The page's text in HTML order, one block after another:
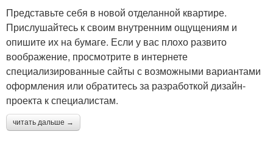
Представьте себя в новой отделанной квартире.
Прислушайтесь к своим внутренним ощущениям и
опишите их на бумаге. Если у вас плохо развито
воображение, просмотрите в интернете
специализированные сайты с возможными вариантами
оформления или обратитесь за разработкой дизайн-
проекта к специалистам.
читать дальше →